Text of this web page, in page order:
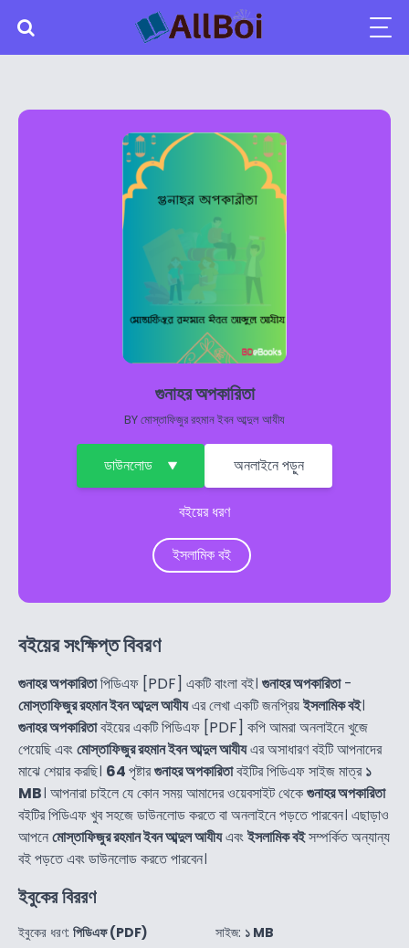
গুনাহর অপকারিতা
BYমোস্তাফিজুর রহমান ইবন আব্দুল আযীয
ডাউনলোড অনলাইনে পড়ুন
বইয়ের ধরণ
ইসলামিক বই
বইয়ের সংক্ষিপ্ত বিবরণ
গুনাহর অপকারিতাপিডিএফ [PDF] একটি বাংলা বই। গুনাহর অপকারিতা-
মোস্তাফিজুর রহমান ইবন আব্দুল আযীযএর লেখা একটি জনপ্রিয়ইসলামিক বই।
গুনাহর অপকারিতাবইয়ের একটি পিডিএফ [PDF] কপি আমরা অনলাইনে খুজে
পেয়েছি এবংমোস্তাফিজুর রহমান ইবন আব্দুল আযীযএর অসাধারণ বইটি আপনাদের
মাঝে শেয়ার করছি। 64পৃষ্টারগুনাহর অপকারিতাবইটির পিডিএফ সাইজ মাত্র১
MB। আপনারা চাইলে যে কোন সময় আমাদের ওয়েবসাইট থেকেগুনাহর অপকারিতা
বইটির পিডিএফ খুব সহজে ডাউনলোড করতে বা অনলাইনে পড়তে পারবেন। এছাড়াও
আপনেমোস্তাফিজুর রহমান ইবন আব্দুল আযীযএবংইসলামিক বইসম্পর্কিত অন্যান্য
বই পড়তে এবং ডাউনলোড করতে পারবেন।
ইবুকের বিররণ
ইবুকের ধরণ: পিডিএফ (PDF)
সাইজ: ১ MB